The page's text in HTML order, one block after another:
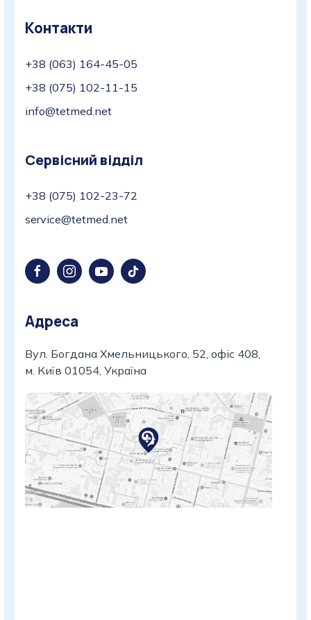
Контакти
+38 (063) 164-45-05
+38 (075) 102-11-15
info@tetmed.net
Сервісний відділ
+38 (075) 102-23-72
service@tetmed.net
Адреса
Вул. Богдана Хмельницького, 52, офіс 408,
м. Київ 01054, Україна